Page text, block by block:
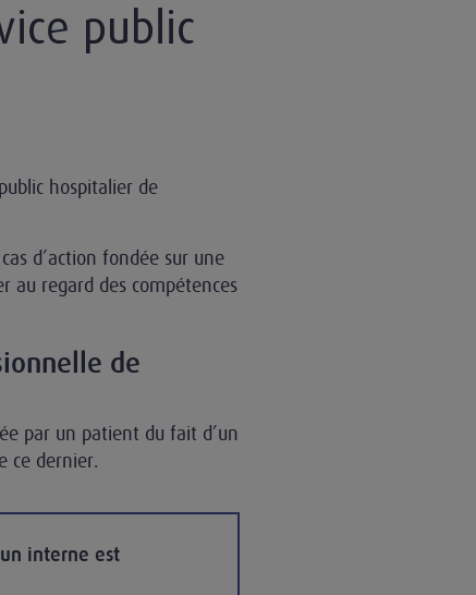
public
hospitalier de
d’action fondée sur une
au regard des compétences
de
par un patient du fait d’un
ce dernier.
interne est